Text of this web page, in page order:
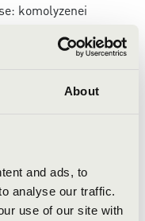
About
and ads, to
analyse our traffic.
use of our site with
komolyzenei
megtartása
helyzetű